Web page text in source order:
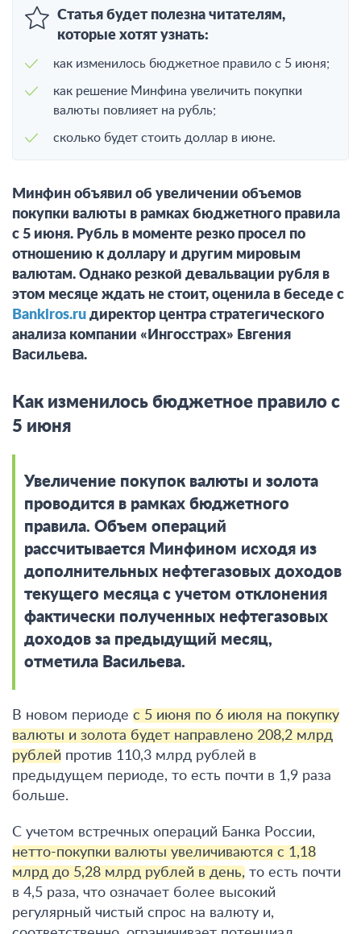
Статья будет полезна читателям,
которые хотят узнать:
как изменилось бюджетное правило с 5 июня;
как решение Минфина увеличить покупки
валюты повлияет на рубль;
сколько будет стоить доллар в июне.
Минфин объявил об увеличении объемов
покупки валюты в рамках бюджетного правила
с 5 июня. Рубль в моменте резко просел по
отношению к доллару и другим мировым
валютам. Однако резкой девальвации рубля в
этом месяце ждать не стоит, оценила в беседе с
Bankiros.ru директор центра стратегического
анализа компании «Ингосстрах» Евгения
Васильева.
Как изменилось бюджетное правило с
5 июня
Увеличение покупок валюты и золота
проводится в рамках бюджетного
правила. Объем операций
рассчитывается Минфином исходя из
дополнительных нефтегазовых доходов
текущего месяца с учетом отклонения
фактически полученных нефтегазовых
доходов за предыдущий месяц,
отметила Васильева.
В новом периоде с 5 июня по 6 июля на покупку
валюты и золота будет направлено 208,2 млрд
рублей против 110,3 млрд рублей в
предыдущем периоде, то есть почти в 1,9 раза
больше.
С учетом встречных операций Банка России,
нетто-покупки валюты увеличиваются с 1,18
млрд до 5,28 млрд рублей в день, то есть почти
в 4,5 раза, что означает более высокий
регулярный чистый спрос на валюту и,